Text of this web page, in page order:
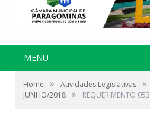
MENU
Home » Atividades Legislativas »
JUNHO/2018 » REQUERIMENTO 053